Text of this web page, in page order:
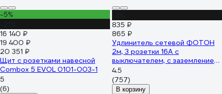
-5%
16 140 ₽
19 400 ₽
20 351 ₽
Щит с розетками навесной
Combox 5 EVOL 0101-003-1
5
(6)
835 ₽
865 ₽
Удлинитель сетевой ФОТОН
2м, 3 розетки 16А с
выключателем, с заземлением,
белый 24751
4.5
(757)
В корзину